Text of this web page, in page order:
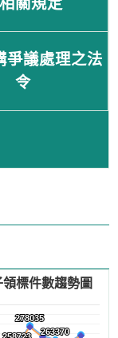
爭議處理之法
令
標件數趨勢圖
278035
278035
263370
263370